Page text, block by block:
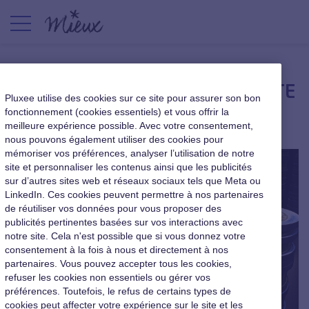
Révision du projet de loi PACTE
Les missions du CE / CSE |21 avril 2019
Pluxee utilise des cookies sur ce site pour assurer son bon
fonctionnement (cookies essentiels) et vous offrir la
meilleure expérience possible. Avec votre consentement,
nous pouvons également utiliser des cookies pour
mémoriser vos préférences, analyser l’utilisation de notre
site et personnaliser les contenus ainsi que les publicités
sur d’autres sites web et réseaux sociaux tels que Meta ou
LinkedIn. Ces cookies peuvent permettre à nos partenaires
de réutiliser vos données pour vous proposer des
publicités pertinentes basées sur vos interactions avec
notre site. Cela n'est possible que si vous donnez votre
consentement à la fois à nous et directement à nos
partenaires. Vous pouvez accepter tous les cookies,
refuser les cookies non essentiels ou gérer vos
préférences. Toutefois, le refus de certains types de
cookies peut affecter votre expérience sur le site et les